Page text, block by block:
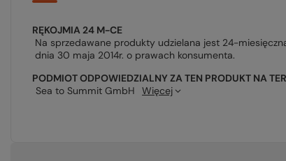
RĘKOJMIA 24 M-CE
Na sprzedawane produkty udzielana jest 24-
dnia 30 maja 2014r. o prawach konsumenta.
PODMIOT ODPOWIEDZIALNY ZA TEN PRODUKT NA
Sea to Summit GmbH
Więcej